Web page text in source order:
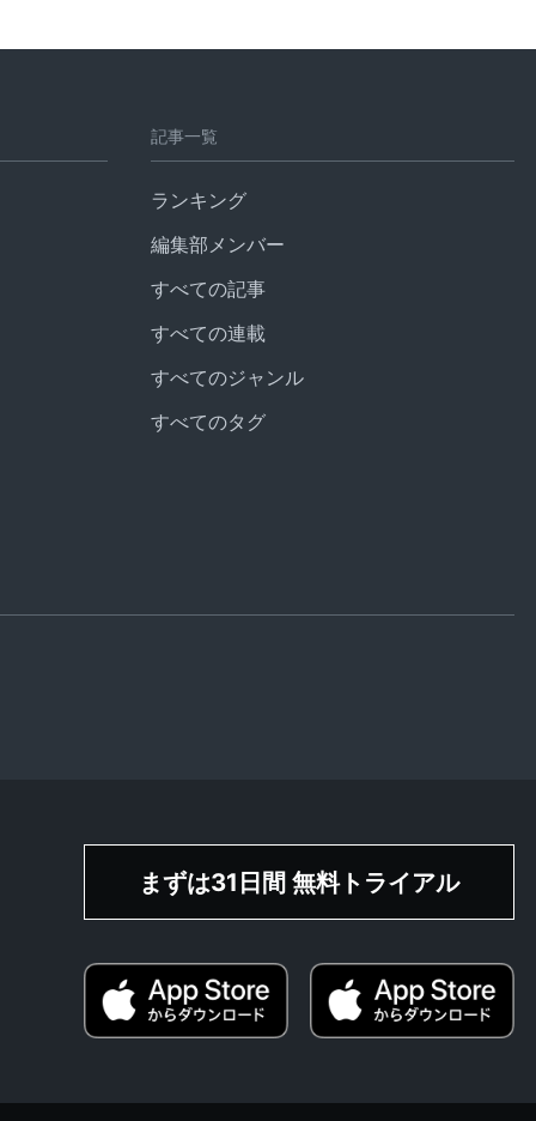
記事一覧
ランキング
編集部メンバー
すべての記事
すべての連載
すべてのジャンル
すべてのタグ
まずは31日間 無料トライアル